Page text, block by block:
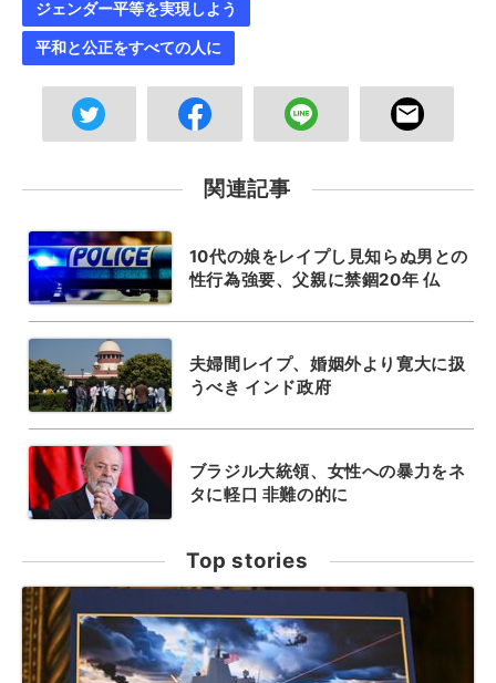
ジェンダー平等を実現しよう
平和と公正をすべての人に
関連記事
10代の娘をレイプし見知らぬ男との
性行為強要、父親に禁錮20年 仏
夫婦間レイプ、婚姻外より寛大に扱
うべき インド政府
ブラジル大統領、女性への暴力をネ
タに軽口 非難の的に
Top stories